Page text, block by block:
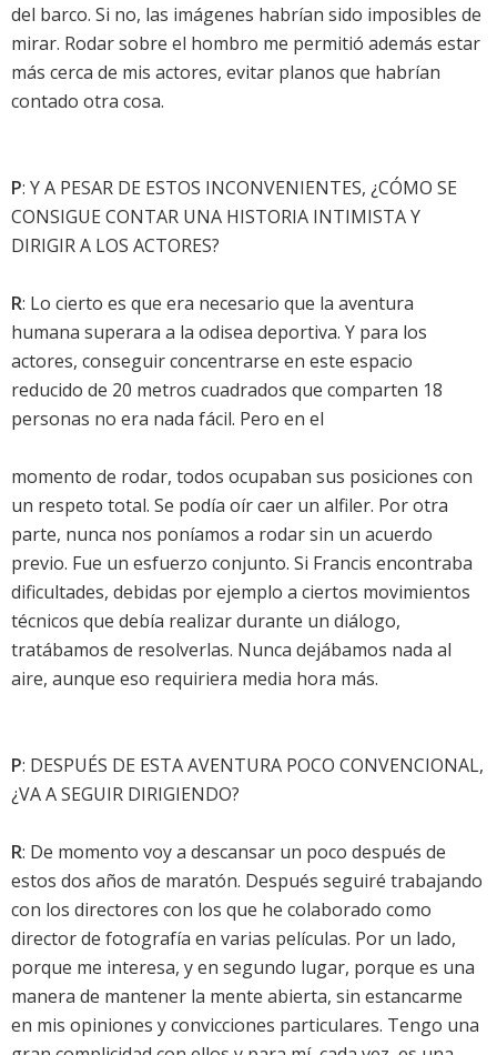
del barco. Si no, las imágenes habrían sido imposibles de
mirar. Rodar sobre el hombro me permitió además estar
más cerca de mis actores, evitar planos que habrían
contado otra cosa.
P: Y A PESAR DE ESTOS INCONVENIENTES, ¿CÓMO SE
CONSIGUE CONTAR UNA HISTORIA INTIMISTA Y
DIRIGIR A LOS ACTORES?
R: Lo cierto es que era necesario que la aventura
humana superara a la odisea deportiva. Y para los
actores, conseguir concentrarse en este espacio
reducido de 20 metros cuadrados que comparten 18
personas no era nada fácil. Pero en el
momento de rodar, todos ocupaban sus posiciones con
un respeto total. Se podía oír caer un alfiler. Por otra
parte, nunca nos poníamos a rodar sin un acuerdo
previo. Fue un esfuerzo conjunto. Si Francis encontraba
dificultades, debidas por ejemplo a ciertos movimientos
técnicos que debía realizar durante un diálogo,
tratábamos de resolverlas. Nunca dejábamos nada al
aire, aunque eso requiriera media hora más.
P: DESPUÉS DE ESTA AVENTURA POCO CONVENCIONAL,
¿VA A SEGUIR DIRIGIENDO?
R: De momento voy a descansar un poco después de
estos dos años de maratón. Después seguiré trabajando
con los directores con los que he colaborado como
director de fotografía en varias películas. Por un lado,
porque me interesa, y en segundo lugar, porque es una
manera de mantener la mente abierta, sin estancarme
en mis opiniones y convicciones particulares. Tengo una